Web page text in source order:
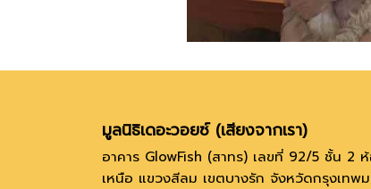
มูลนิธิเดอะวอยซ์ (เสียงจากเรา)
อาคาร GlowFish (สาทร) เลขที่ 92/5 ชั้น 2
เหนือ แขวงสีลม เขตบางรัก จังหวัดกรุงเทพ